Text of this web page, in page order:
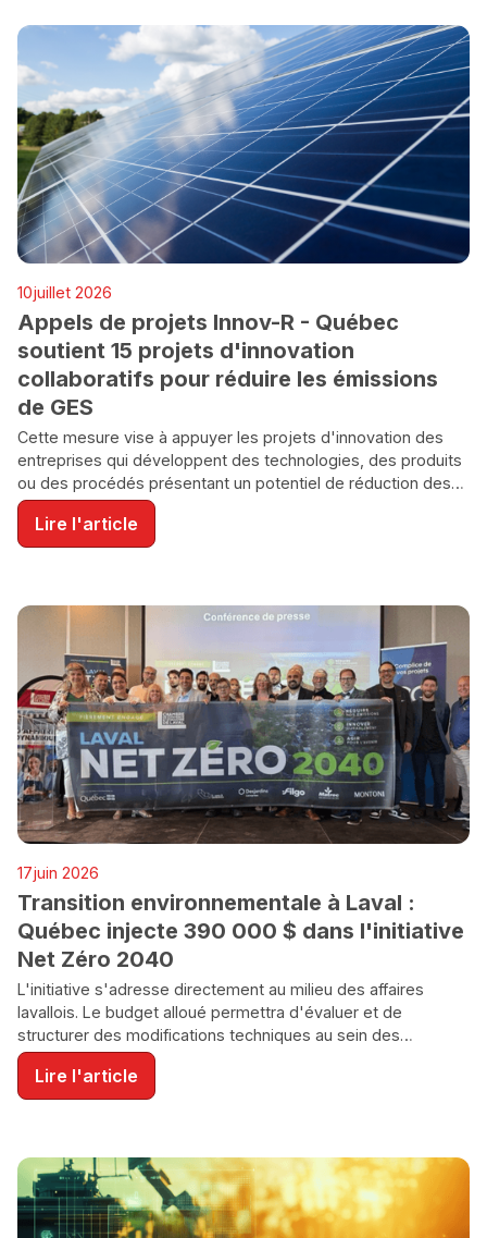
ENVIRONNEMENT
10juillet 2026
Appels de projets Innov-R - Québec
soutient 15 projets d'innovation
collaboratifs pour réduire les émissions
de GES
Cette mesure vise à appuyer les projets d'innovation des
entreprises qui développent des technologies, des produits
ou des procédés présentant un potentiel de réduction des
émissions de GES du Québec.
Lire l'article
17juin 2026
Transition environnementale à Laval :
Québec injecte 390 000 $ dans l'initiative
Net Zéro 2040
L'initiative s'adresse directement au milieu des affaires
lavallois. Le budget alloué permettra d'évaluer et de
structurer des modifications techniques au sein des
entreprises participantes.
Lire l'article